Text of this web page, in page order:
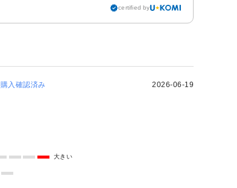
certified by
購入確認済み 2026-06-19
大きい